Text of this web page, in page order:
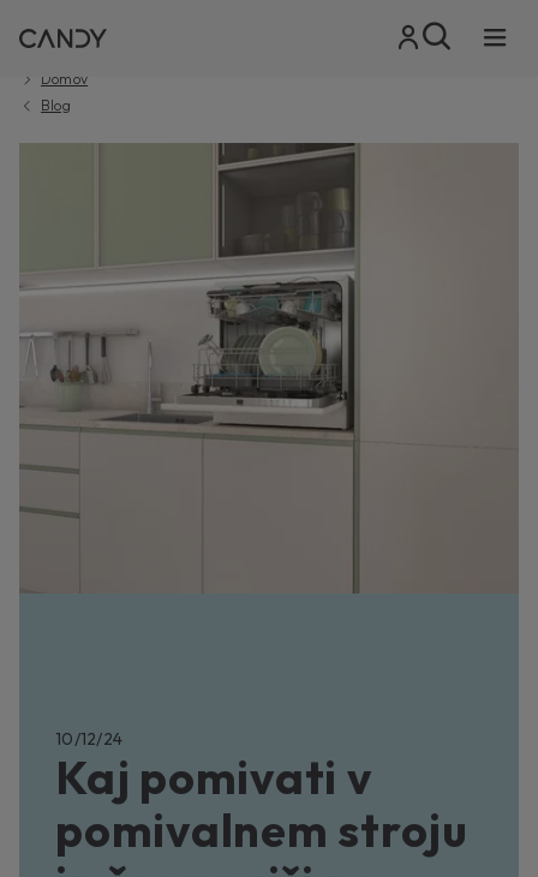
Domov
Blog
10/12/24
Kaj pomivati v
pomivalnem stroju